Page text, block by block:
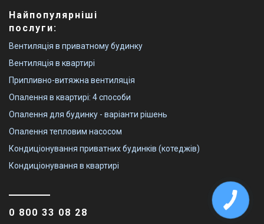
Найпопулярніші
послуги:
Вентиляція в приватному будинку
Вентиляція в квартирі
Припливно-витяжна вентиляція
Опалення в квартирі: 4 способи
Опалення для будинку - варіанти рішень
Опалення тепловим насосом
Кондиціонування приватних будинків (котеджів)
Кондиціонування в квартирі
0 800 33 08 28